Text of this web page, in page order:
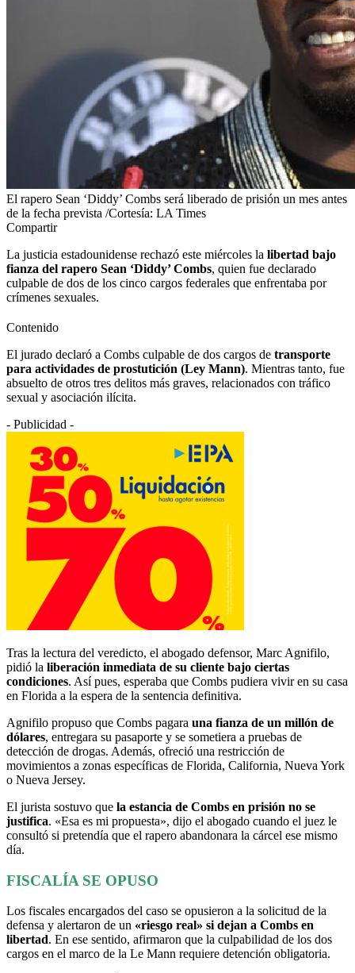
El rapero Sean ‘Diddy’ Combs será liberado de prisión un mes antes
de la fecha prevista /Cortesía: LA Times
Compartir
La justicia estadounidense rechazó este miércoles la libertad bajo
fianza del rapero Sean ‘Diddy’ Combs, quien fue declarado
culpable de dos de los cinco cargos federales que enfrentaba por
crímenes sexuales.
Contenido
El jurado declaró a Combs culpable de dos cargos de transporte
para actividades de prostutición (Ley Mann). Mientras tanto, fue
absuelto de otros tres delitos más graves, relacionados con tráfico
sexual y asociación ilícita.
- Publicidad -
Tras la lectura del veredicto, el abogado defensor, Marc Agnifilo,
pidió la liberación inmediata de su cliente bajo ciertas
condiciones. Así pues, esperaba que Combs pudiera vivir en su casa
en Florida a la espera de la sentencia definitiva.
Agnifilo propuso que Combs pagara una fianza de un millón de
dólares, entregara su pasaporte y se sometiera a pruebas de
detección de drogas. Además, ofreció una restricción de
movimientos a zonas específicas de Florida, California, Nueva York
o Nueva Jersey.
El jurista sostuvo que la estancia de Combs en prisión no se
justifica. «Esa es mi propuesta», dijo el abogado cuando el juez le
consultó si pretendía que el rapero abandonara la cárcel ese mismo
día.
FISCALÍA SE OPUSO
Los fiscales encargados del caso se opusieron a la solicitud de la
defensa y alertaron de un «riesgo real» si dejan a Combs en
libertad. En ese sentido, afirmaron que la culpabilidad de los dos
cargos en el marco de la Le Mann requiere detención obligatoria.